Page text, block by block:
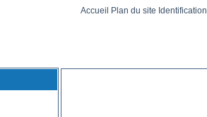
Accueil Plan du site